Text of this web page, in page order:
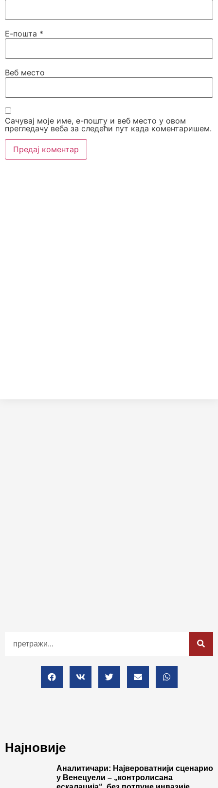
Е-пошта *
Веб место
Сачувај моје име, е-пошту и веб место у овом
прегледачу веба за следећи пут када коментаришем.
Најновије
Аналитичари: Највероватнији сценарио
у Венецуели – „контролисана